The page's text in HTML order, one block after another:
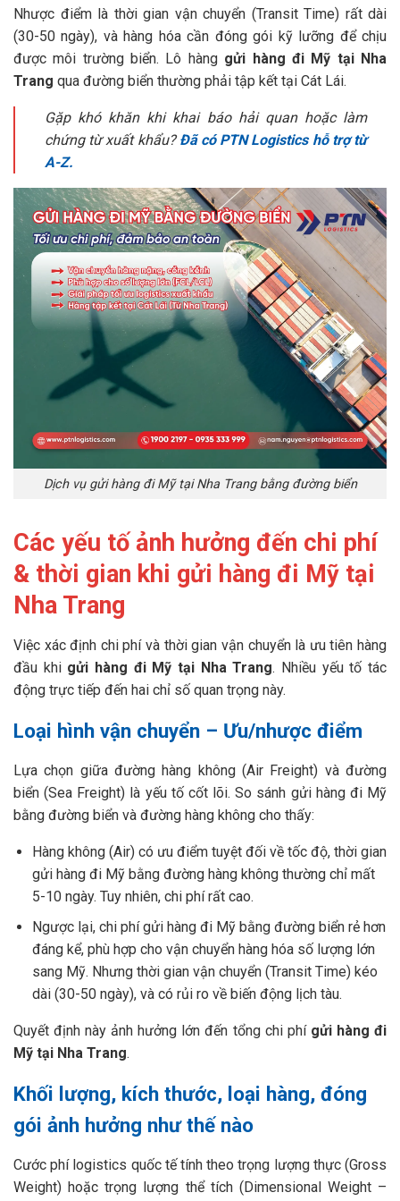
Nhược điểm là thời gian vận chuyển (Transit Time) rất dài
(30-50 ngày), và hàng hóa cần đóng gói kỹ lưỡng để chịu
được môi trường biển. Lô hàng gửi hàng đi Mỹ tại Nha
Trang qua đường biển thường phải tập kết tại Cát Lái.
Gặp khó khăn khi khai báo hải quan hoặc làm
chứng từ xuất khẩu?Đã có PTN Logistics hỗ trợ từ
A-Z.
Dịch vụ gửi hàng đi Mỹ tại Nha Trang bằng đường biển
Các yếu tố ảnh hưởng đến chi phí
& thời gian khi gửi hàng đi Mỹ tại
Nha Trang
Việc xác định chi phí và thời gian vận chuyển là ưu tiên hàng
đầu khi gửi hàng đi Mỹ tại Nha Trang. Nhiều yếu tố tác
động trực tiếp đến hai chỉ số quan trọng này.
Loại hình vận chuyển – Ưu/nhược điểm
Lựa chọn giữa đường hàng không (Air Freight) và đường
biển (Sea Freight) là yếu tố cốt lõi. So sánh gửi hàng đi Mỹ
bằng đường biển và đường hàng không cho thấy:
Hàng không (Air) có ưu điểm tuyệt đối về tốc độ, thời gian
gửi hàng đi Mỹ bằng đường hàng không thường chỉ mất
5-10 ngày. Tuy nhiên, chi phí rất cao.
Ngược lại, chi phí gửi hàng đi Mỹ bằng đường biển rẻ hơn
đáng kể, phù hợp cho vận chuyển hàng hóa số lượng lớn
sang Mỹ. Nhưng thời gian vận chuyển (Transit Time) kéo
dài (30-50 ngày), và có rủi ro về biến động lịch tàu.
Quyết định này ảnh hưởng lớn đến tổng chi phí gửi hàng đi
Mỹ tại Nha Trang.
Khối lượng, kích thước, loại hàng, đóng
gói ảnh hưởng như thế nào
Cước phí logistics quốc tế tính theo trọng lượng thực (Gross
Weight) hoặc trọng lượng thể tích (Dimensional Weight –